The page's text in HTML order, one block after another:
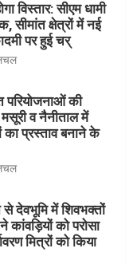
विस्तार: सीएम धामी
सीमांत क्षेत्रों में नई
पर हुई चर्
परियोजनाओं की
व नैनीताल में
का प्रस्ताव बनाने के
से देवभूमि में शिवभक्तों
कांवड़ियों को परोसा
मित्रों को किया